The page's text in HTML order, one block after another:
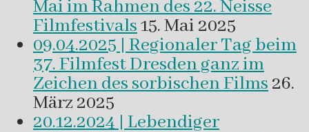
Mai im Rahmen des 22. Neisse
Filmfestivals15. Mai 2025
09.04.2025 | Regionaler Tag beim
37. Filmfest Dresden ganz im
Zeichen des sorbischen Films26.
März 2025
20.12.2024 | Lebendiger